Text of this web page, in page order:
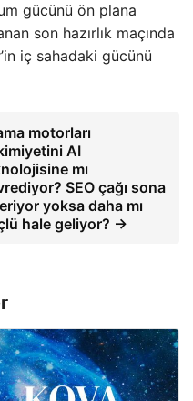
gücünü ön plana
son hazırlık maçında
iç sahadaki gücünü
motorları
AI
mı
SEO çağı sona
eriyor yoksa daha mı
hale geliyor? →